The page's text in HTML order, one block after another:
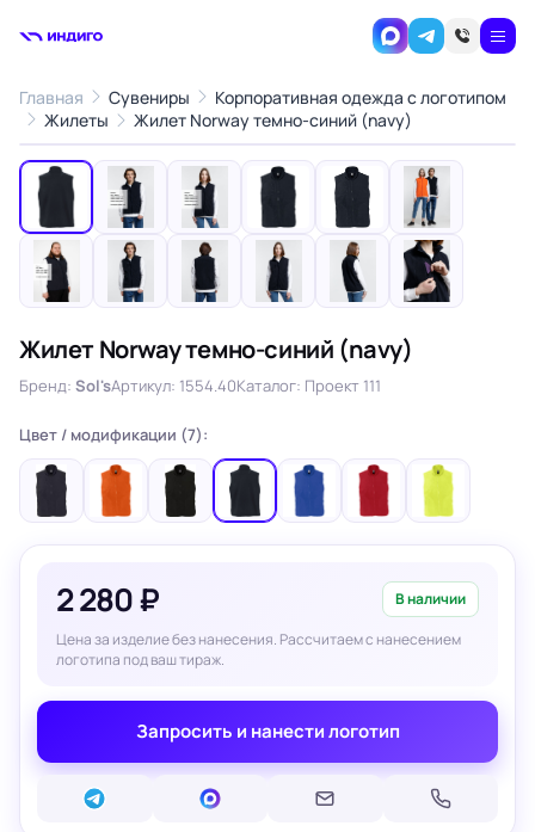
Главная Сувениры
Корпоративная одежда с логотипом
Жилеты
Жилет Norway темно-синий (navy)
‹ ›
Жилет Norway темно-синий (navy)
Бренд: Sol'sАртикул: 1554.40Каталог: Проект 111
Цвет / модификации (7):
2 280 ₽ В наличии
Цена за изделие без нанесения. Рассчитаем с нанесением
логотипа под ваш тираж.
Запросить и нанести логотип